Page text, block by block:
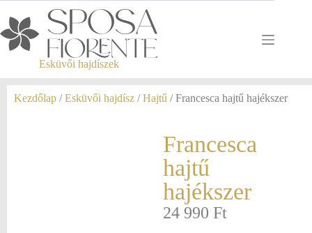
Esküvői hajdíszek
Kezdőlap /Esküvői hajdísz /Hajtű / Francesca hajtű hajékszer
Francesca
hajtű
hajékszer
24 990 Ft